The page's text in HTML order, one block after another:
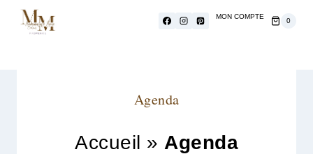
MON COMPTE
0
Agenda
Accueil » Agenda